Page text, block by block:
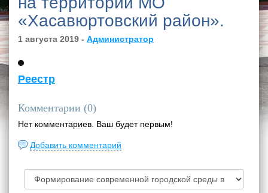
«Хасавюртовский район».
1 августа 2019 - Администратор
Реестр
Комментарии (0)
Нет комментариев. Ваш будет первым!
Добавить комментарий